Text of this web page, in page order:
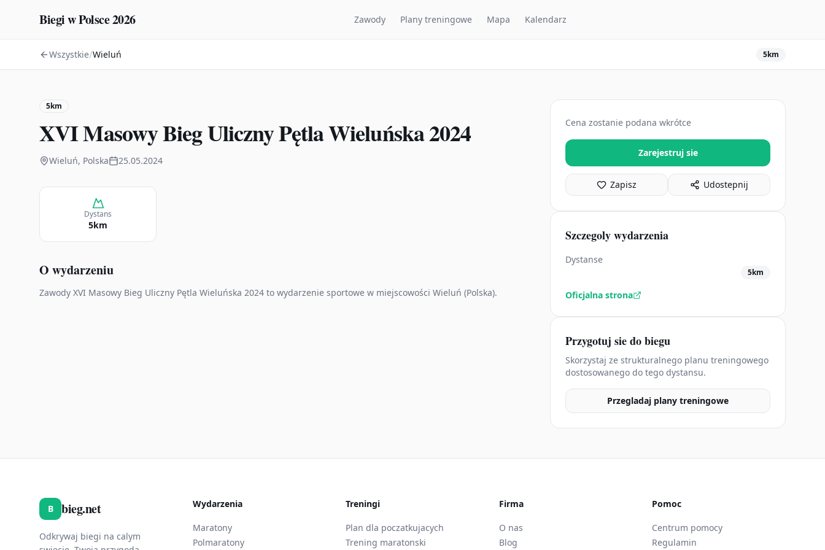
Biegi w Polsce 2026 Zawody Plany treningowe Mapa Kalendarz
Wszystkie/Wieluń 5km
5km
XVI Masowy Bieg Uliczny Pętla Wieluńska 2024
Wieluń, Polska 25.05.2024
Dystans
5km
O wydarzeniu
Zawody XVI Masowy Bieg Uliczny Pętla Wieluńska 2024 to wydarzenie sportowe w miejscowości Wieluń (Polska).
Cena zostanie podana wkrótce
Zarejestruj sie
Zapisz Udostepnij
Szczegoly wydarzenia
Dystanse
5km
Oficjalna strona
Przygotuj sie do biegu
Skorzystaj ze strukturalnego planu treningowego
dostosowanego do tego dystansu.
Przegladaj plany treningowe
B bieg.net
Odkrywaj biegi na calym
Wydarzenia
Maratony
Polmaratony
Treningi
Plan dla poczatkujacych
Trening maratonski
Firma
O nas
Blog
Pomoc
Centrum pomocy
Regulamin